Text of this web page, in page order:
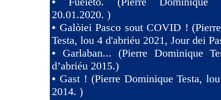
20.01.2020. )
• Galòiei Pasco sout COVID !
Testa, lou 4 d'abriéu 2021, Jour dei
• Garlaban... (Pierre Dominique
d’abriéu 2015.)
• Gast ! (Pierre Dominique Testa,
2014. )